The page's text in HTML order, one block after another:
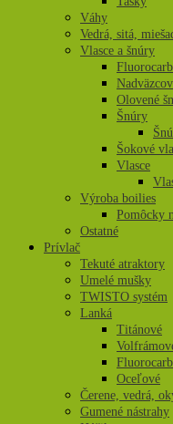
Váhy
Vedrá, sitá,
Vlasce a šnúry
Olovené
Šnúry
Šokové
Vlasce
Výroba boilies
Pomôcky
Ostatné
Prívlač
Tekuté atraktory
Umelé mušky
TWISTO systém
Lanká
Titánové
Oceľové
Čerene, vedrá,
Gumené nástrahy